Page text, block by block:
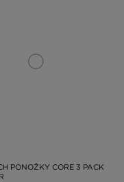
PONOŽKY CORE 3 PACK